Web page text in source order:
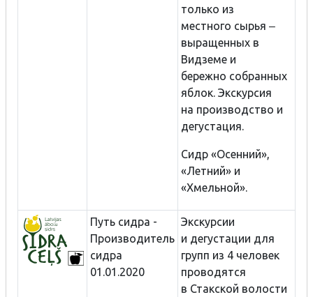
только из
местного сырья ‒
выращенных в
Видземе и
бережно собранных
яблок. Экскурсия
на производство и
дегустация.
Сидр «Осенний»,
«Летний» и
«Хмельной».
Путь сидра -
Производитель
сидра
01.01.2020
Экскурсии
и дегустации для
групп из 4 человек
проводятся
в Стакской волости